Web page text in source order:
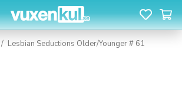
/ Lesbian Seductions Older/Younger # 61